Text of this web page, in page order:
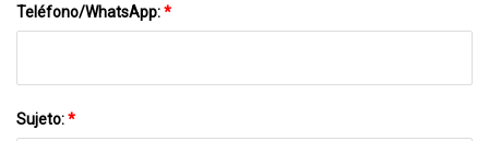
Teléfono/WhatsApp:*
Sujeto:*